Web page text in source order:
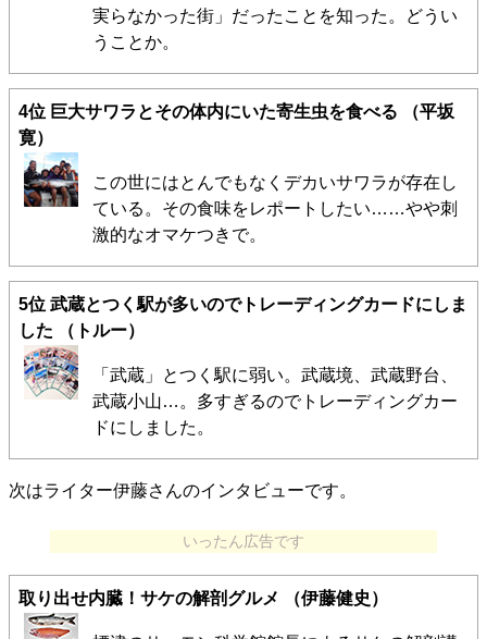
実らなかった街」だったことを知った。どうい
うことか。
4位 巨大サワラとその体内にいた寄生虫を食べる
（平坂
寛）
この世にはとんでもなくデカいサワラが存在し
ている。その食味をレポートしたい……やや刺
激的なオマケつきで。
5位 武蔵とつく駅が多いのでトレーディングカードにしま
した
（トルー）
「武蔵」とつく駅に弱い。武蔵境、武蔵野台、
武蔵小山…。多すぎるのでトレーディングカー
ドにしました。
次はライター伊藤さんのインタビューです。
いったん広告です
取り出せ内臓！サケの解剖グルメ （伊藤健史）